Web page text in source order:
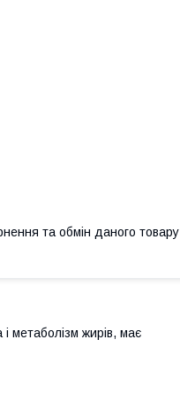
та обмін даного товару
метаболізм жирів, має